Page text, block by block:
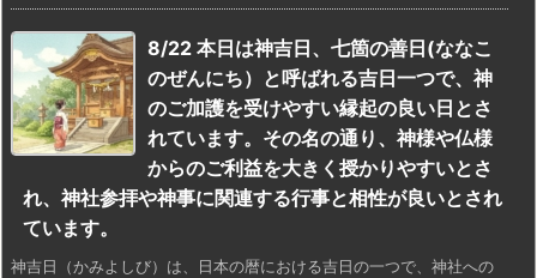
8/22 本日は神吉日、七箇の善日(ななこ
のぜんにち）と呼ばれる吉日一つで、神
のご加護を受けやすい縁起の良い日とさ
れています。その名の通り、神様や仏様
からのご利益を大きく授かりやすいとさ
れ、神社参拝や神事に関連する行事と相性が良いとされ
ています。
神吉日（かみよしび）は、日本の暦における吉日の一つで、神社への